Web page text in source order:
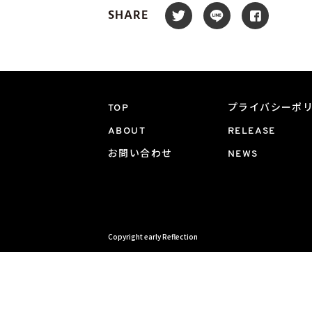
SHARE
TOP プライバシーポ
ABOUT RELEASE
お問い合わせ NEWS
Copyright early Reflection